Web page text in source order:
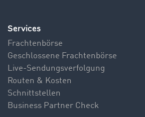
Services
Frachtenbörse
Geschlossene Frachtenbörse
Live-Sendungsverfolgung
Routen & Kosten
Schnittstellen
Business Partner Check